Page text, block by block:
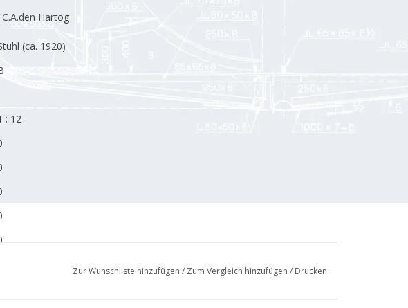
C.A.den Hartog
(ca. 1920)
: 12
Zur Wunschliste hinzufügen / Zum Vergleich hinzufügen / Drucken